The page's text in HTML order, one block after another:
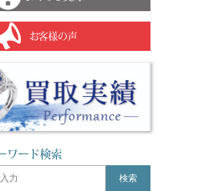
お客様の声
ワード検索
検索